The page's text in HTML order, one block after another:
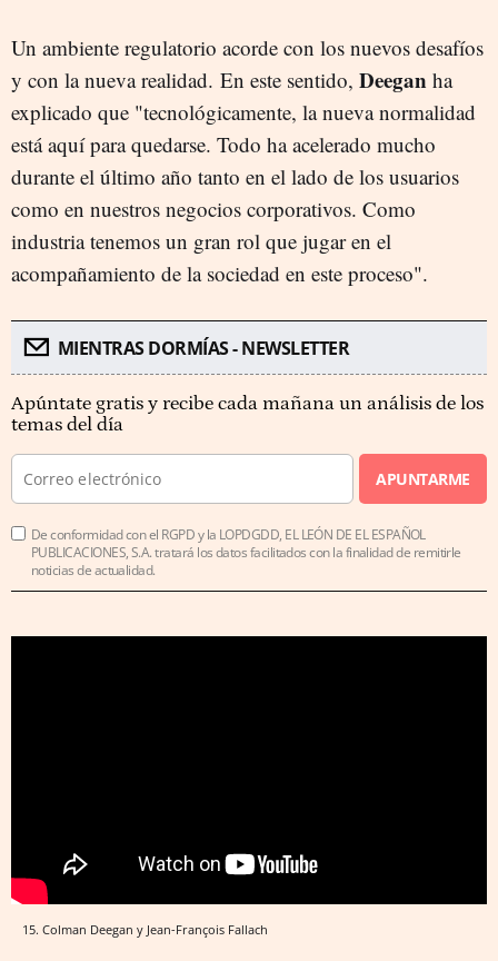
Un ambiente regulatorio acorde con los nuevos desafíos
y con la nueva realidad. En este sentido, Deegan ha
explicado que "tecnológicamente, la nueva normalidad
está aquí para quedarse. Todo ha acelerado mucho
durante el último año tanto en el lado de los usuarios
como en nuestros negocios corporativos. Como
industria tenemos un gran rol que jugar en el
acompañamiento de la sociedad en este proceso".
MIENTRAS DORMÍAS - NEWSLETTER
Apúntate gratis y recibe cada mañana un análisis de los
temas del día
APUNTARME
De conformidad con el RGPD y la LOPDGDD, EL LEÓN DE EL ESPAÑOL
PUBLICACIONES, S.A. tratará los datos facilitados con la finalidad de remitirle
noticias de actualidad.
15. Colman Deegan y Jean-François Fallach